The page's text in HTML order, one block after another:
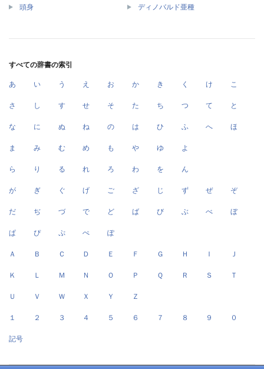
頭身 ディノバルド亜種
すべての辞書の索引
あ い う え お か き く け こ
さ し す せ そ た ち つ て と
な に ぬ ね の は ひ ふ へ ほ
ま み む め も や ゆ よ
ら り る れ ろ わ を ん
が ぎ ぐ げ ご ざ じ ず ぜ ぞ
だ ぢ づ で ど ば び ぶ べ ぼ
ぱ ぴ ぷ ぺ ぽ
Ａ Ｂ Ｃ Ｄ Ｅ Ｆ Ｇ Ｈ Ｉ Ｊ
Ｋ Ｌ Ｍ Ｎ Ｏ Ｐ Ｑ Ｒ Ｓ Ｔ
Ｕ Ｖ Ｗ Ｘ Ｙ Ｚ
１ ２ ３ ４ ５ ６ ７ ８ ９ ０
記号